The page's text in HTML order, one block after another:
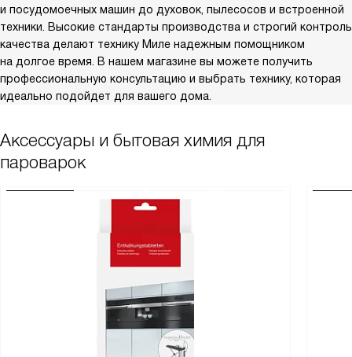
и посудомоечных машин до духовок, пылесосов и встроенной
техники. Высокие стандарты производства и строгий контроль
качества делают технику Миле надежным помощником
на долгое время. В нашем магазине вы можете получить
профессиональную консультацию и выбрать технику, которая
идеально подойдет для вашего дома.
Аксессуары и бытовая химия для
пароварок